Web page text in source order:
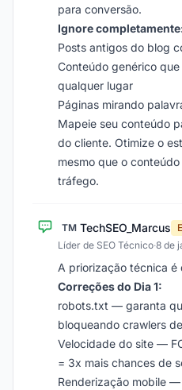
para conversão.
Ignore
Posts antigos do blog
Conteúdo genérico
qualquer lugar
Páginas mirando
Mapeie seu conteúdo
do cliente. Otimize o
mesmo que o
tráfego.
TM TechSEO_Marcus
Líder de SEO Técnico·8 de
A priorização técnica é
Correções do Dia 1:
robots.txt — garanta
bloqueando crawlers
Velocidade do site —
= 3x mais chances de
Renderização mobile